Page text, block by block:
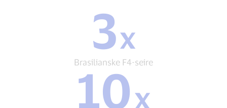
3
x
Brasilianske
F4-
seire
3x
Brasilianske F4-seire
10
Brasilianske
10x